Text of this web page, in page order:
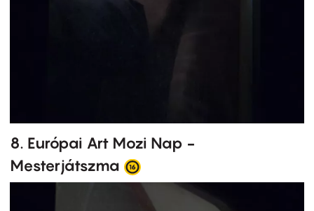
8. Európai Art Mozi Nap -
Mesterjátszma